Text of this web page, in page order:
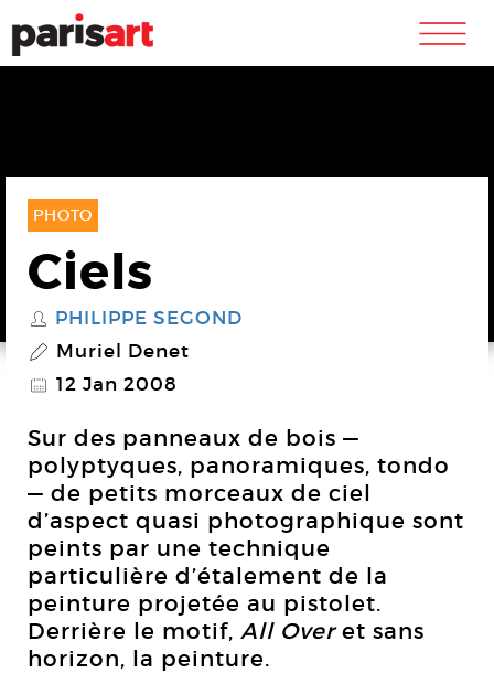
m
PHOTO
Ciels
S PHILIPPE SEGOND
P Muriel Denet
@ 12 Jan 2008
Sur des panneaux de bois —
polyptyques, panoramiques, tondo
— de petits morceaux de ciel
d’aspect quasi photographique sont
peints par une technique
particulière d’étalement de la
peinture projetée au pistolet.
Derrière le motif, All Overet sans
horizon, la peinture.